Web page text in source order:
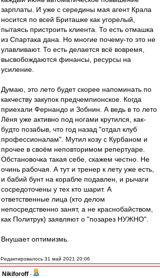
зарплаты. И уже с середины мая агент Крала
носится по всей Бриташке как угорелый,
пытаясь пристроить клиента. То есть отмашка
из Спартака дана. Но многие почему-то это не
улавливают. То есть делается всё вовремя,
высвобождаются финансы, ресурсы на
усиление.
Думаю, это лето будет скорее напоминать по
какчеству закупок предчемпионское. Когда
приехали Фернандо и Зобнин. А ведь в то лето
Лёня уже активно под ногами крутился, как-
будто позабыв, что год назад "отдал клуб
профессионалам". Мутил козу с Курбаном и
прочее в своём неповторимом репертуаре.
Обстановочка такая себе, скажем честно. Не
очинь рабочая. А тут и тренер к лету уже есть,
и бабий бунт на корабле подавлен, и рычаги
сосредоточены у тех кто шарит. А
ответственные лица (кто делом
непосредственно занят, а не краснобайством,
как Политрук) заявляют о "позарез НУЖНО".
Внушает оптимизмь.
Редактировалось 31 май 2021 20:06
Nikiforoff -